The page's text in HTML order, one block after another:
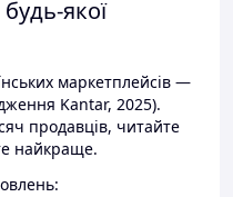
якої
маркетплейсів —
Kantar, 2025).
продавців, читайте
найкраще.